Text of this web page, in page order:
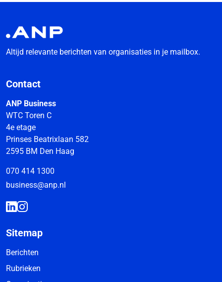
Altijd relevante berichten van organisaties in je mailbox.
Contact
ANP Business
WTC Toren C
4e etage
Prinses Beatrixlaan 582
2595 BM Den Haag
070 414 1300
business@anp.nl
Sitemap
Berichten
Rubrieken